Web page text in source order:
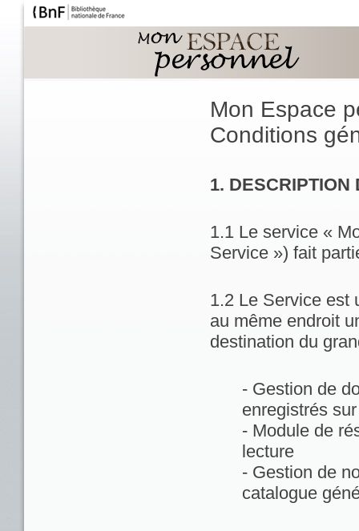
Mon Espace
Conditions
1. DESCRIPTION
1.1 Le service «
Service ») fait
1.2 Le Service est
au même endroit
destination du
- Gestion de
enregistrés
- Module de
lecture
- Gestion de
catalogue